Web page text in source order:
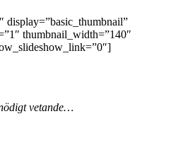
display=”basic_thumbnail”
thumbnail_width=”140″
vetande…